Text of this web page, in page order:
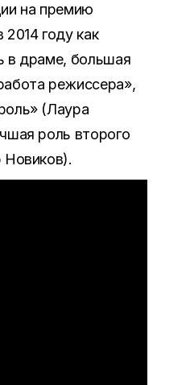
на премию
году как
в драме, большая
режиссера»,
(Лаура
роль второго
Новиков).